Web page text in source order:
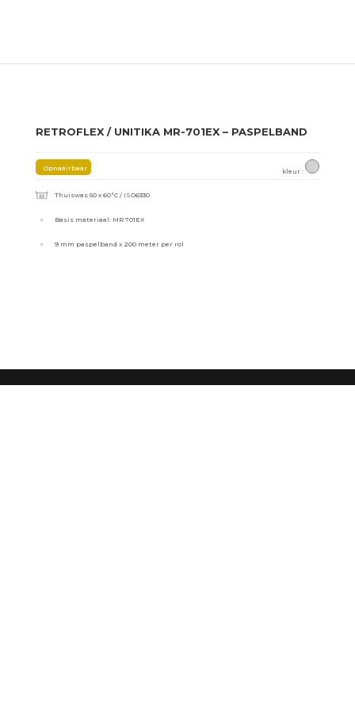
RETROFLEX / UNITIKA MR-701EX – PASPELBAND
Opnaairbaar kleur :
Thuiswas 50 x 60°C / ISO6330
Basis materiaal: MR 701EX
9 mm paspelband x 200 meter per rol